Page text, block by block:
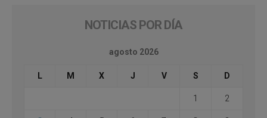
NOTICIAS POR DÍA
agosto 2026
L M X J V S D
1 2